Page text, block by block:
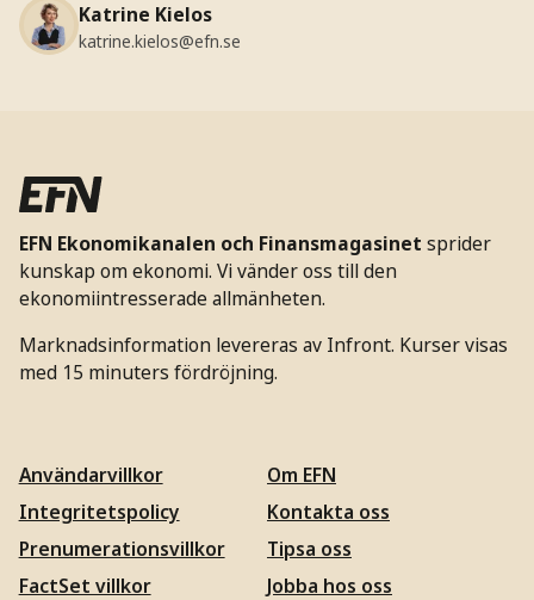
Katrine Kielos
katrine.kielos@efn.se
EFN Ekonomikanalen och Finansmagasinet sprider
kunskap om ekonomi. Vi vänder oss till den
ekonomiintresserade allmänheten.
Marknadsinformation levereras av Infront. Kurser visas
med 15 minuters fördröjning.
Användarvillkor
Integritetspolicy
Prenumerationsvillkor
FactSet villkor
Om EFN
Kontakta oss
Tipsa oss
Jobba hos oss